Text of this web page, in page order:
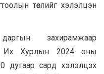
төслийг хэлэлцэн
захирамжаар
Их Хурлын 2024 оны
дугаар сард хэлэлцэх